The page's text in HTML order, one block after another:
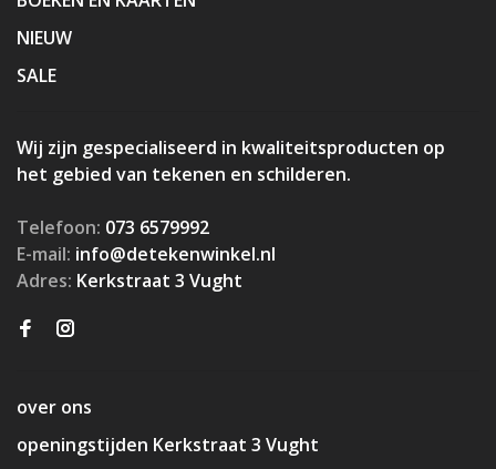
NIEUW
SALE
Wij zijn gespecialiseerd in kwaliteitsproducten op
het gebied van tekenen en schilderen.
Telefoon: 073 6579992
E-mail: info@detekenwinkel.nl
Adres: Kerkstraat 3 Vught
over ons
openingstijden Kerkstraat 3 Vught